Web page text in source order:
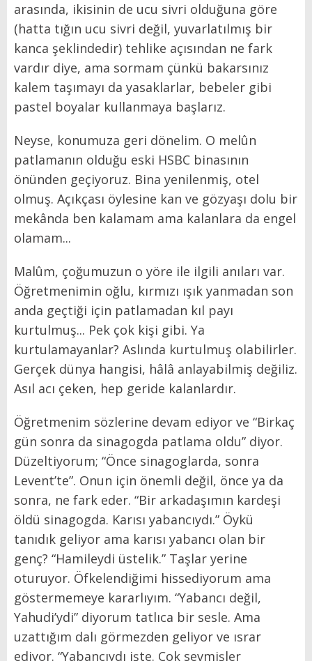
arasında, ikisinin de ucu sivri olduğuna göre
(hatta tığın ucu sivri değil, yuvarlatılmış bir
kanca şeklindedir) tehlike açısından ne fark
vardır diye, ama sormam çünkü bakarsınız
kalem taşımayı da yasaklarlar, bebeler gibi
pastel boyalar kullanmaya başlarız.
Neyse, konumuza geri dönelim. O melûn
patlamanın olduğu eski HSBC binasının
önünden geçiyoruz. Bina yenilenmiş, otel
olmuş. Açıkçası öylesine kan ve gözyaşı dolu bir
mekânda ben kalamam ama kalanlara da engel
olamam...
Malûm, çoğumuzun o yöre ile ilgili anıları var.
Öğretmenimin oğlu, kırmızı ışık yanmadan son
anda geçtiği için patlamadan kıl payı
kurtulmuş... Pek çok kişi gibi. Ya
kurtulamayanlar? Aslında kurtulmuş olabilirler.
Gerçek dünya hangisi, hâlâ anlayabilmiş değiliz.
Asıl acı çeken, hep geride kalanlardır.
Öğretmenim sözlerine devam ediyor ve “Birkaç
gün sonra da sinagogda patlama oldu” diyor.
Düzeltiyorum; “Önce sinagoglarda, sonra
Levent’te”. Onun için önemli değil, önce ya da
sonra, ne fark eder. “Bir arkadaşımın kardeşi
öldü sinagogda. Karısı yabancıydı.” Öykü
tanıdık geliyor ama karısı yabancı olan bir
genç? “Hamileydi üstelik.” Taşlar yerine
oturuyor. Öfkelendiğimi hissediyorum ama
göstermemeye kararlıyım. “Yabancı değil,
Yahudi’ydi” diyorum tatlıca bir sesle. Ama
uzattığım dalı görmezden geliyor ve ısrar
ediyor. “Yabancıydı işte. Çok sevmişler